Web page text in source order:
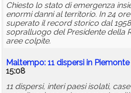
Chiesto lo stato di emergenza
enormi danni al territorio. In 24
superato il record storico dal
sopralluogo del Presidente della
aree colpite.
Maltempo: 11 dispersi in Piemonte
15:08
11 dispersi, interi paesi isolati,